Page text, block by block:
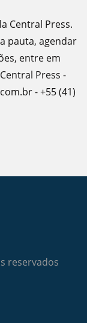
Central Press.
pauta, agendar
entre em
Press -
- +55 (41)
reservados